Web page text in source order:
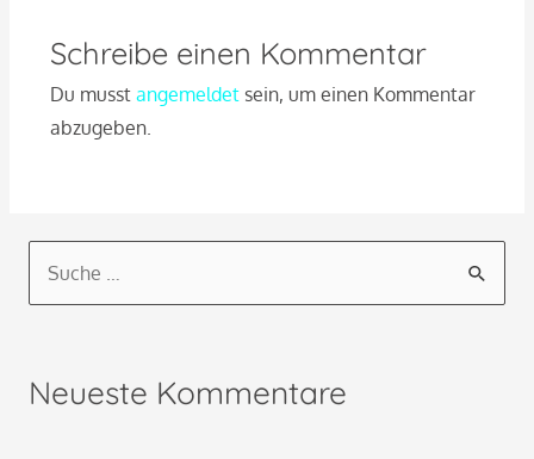
Schreibe einen Kommentar
Du musst angemeldetsein, um einen Kommentar
abzugeben.
eNeueste Kommentare